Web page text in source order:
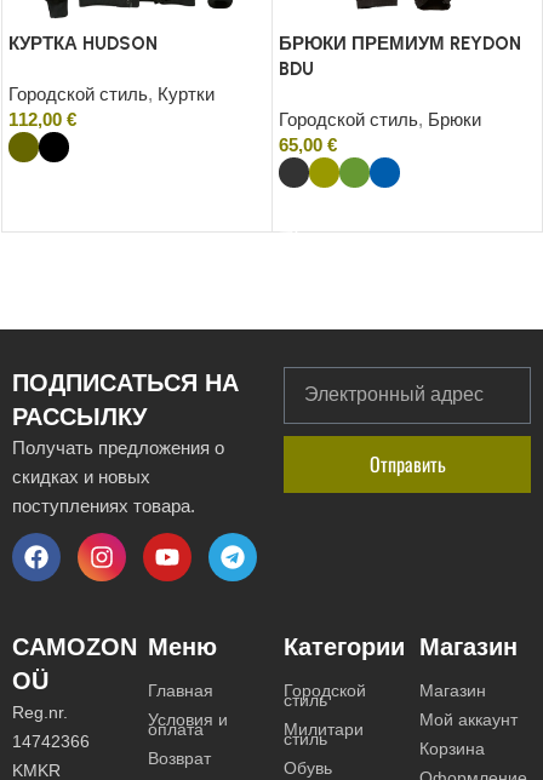
КУРТКА HUDSON
Городской стиль, Куртки
112,00 €
БРЮКИ ПРЕМИУМ REYDON
BDU
Городской стиль, Брюки
65,00 €
ПОДПИСАТЬСЯ НА
РАССЫЛКУ
Получать предложения о
скидках и новых
поступлениях товара.
Отправить
CAMOZON
OÜ
Reg.nr.
14742366
KMKR
Меню
Главная
Условия и
оплата
Возврат
Категории
Городской
стиль
Милитари
стиль
Обувь
Магазин
Магазин
Мой аккаунт
Корзина